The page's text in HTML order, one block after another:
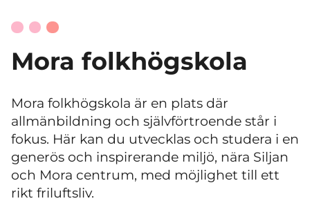
Mora folkhögskola
Mora folkhögskola är en plats där
allmänbildning och självförtroende står i
fokus. Här kan du utvecklas och studera i en
generös och inspirerande miljö, nära Siljan
och Mora centrum, med möjlighet till ett
rikt friluftsliv.